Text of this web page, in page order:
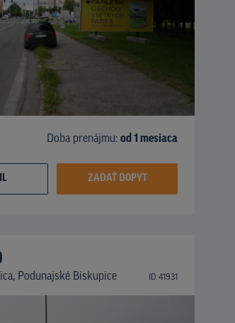
Doba prenájmu: od 1 mesiaca
ZADAŤ DOPYT
Podunajské Biskupice ID 41931